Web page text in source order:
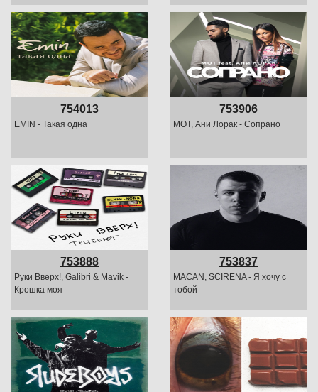
754013
EMIN - Такая одна
753906
MOT, Ани Лорак - Сопрано
753888
Руки Вверх!, Galibri & Mavik -
Крошка моя
753837
MACAN, SCIRENA - Я хочу с
тобой